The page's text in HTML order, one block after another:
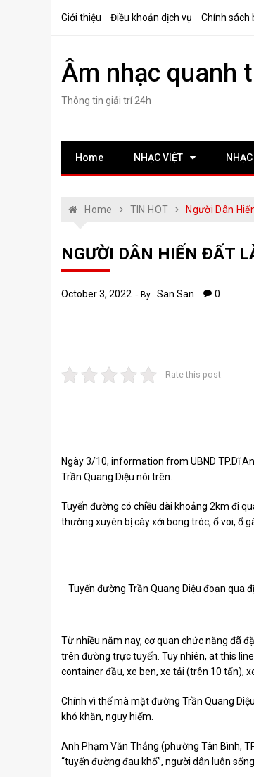
Giới thiệu Điều khoản dịch vụ Chính sách
Âm nhạc quanh
Thông tin giải trí 24h
Home NHẠC VIỆT
Home TIN HOT Người Dân
NGƯỜI DÂN HIẾN ĐẤT
October 3, 2022 By : San San 0
Rate this post
Ngày 3/10, information from UBND TP.Dĩ
Trần Quang Diệu nói trên.
Tuyến đường có chiều dài khoảng 2km đi
thường xuyên bị cày xới bong tróc, ổ voi, ổ
Tuyến đường Trần Quang Diệu đoạn qua
Từ nhiều năm nay, cơ quan chức năng đã
trên đường trực tuyến. Tuy nhiên, at this
container đầu, xe ben, xe tải (trên 10 tấn),
Chính vì thế mà mặt đường Trần Quang
khó khăn, nguy hiểm.
Anh Phạm Văn Thắng (phường Tân Bình,
“tuyến đường đau khổ”, người dân luôn